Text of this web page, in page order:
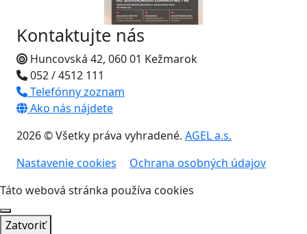
Kontaktujte nás
Huncovská 42, 060 01 Kežmarok
052 / 4512 111
Telefónny zoznam
Ako nás nájdete
2026 © Všetky práva vyhradené. AGEL a.s.
Nastavenie cookies
Ochrana osobných údajov
Táto webová stránka používa cookies
Zatvoriť